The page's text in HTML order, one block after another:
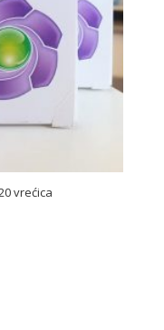
vrećica